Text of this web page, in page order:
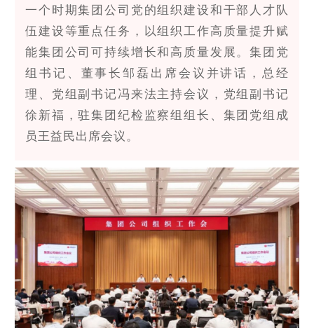
一个时期集团公司党的组织建设和干部人才队
伍建设等重点任务，以组织工作高质量提升赋
能集团公司可持续增长和高质量发展。集团党
组书记、董事长邹磊出席会议并讲话，总经
理、党组副书记冯来法主持会议，党组副书记
徐新福，驻集团纪检监察组组长、集团党组成
员王益民出席会议。